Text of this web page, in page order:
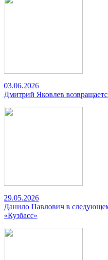
03.06.2026
Дмитрий Яковлев
29.05.2026
Данило Павлович в следующем
«Кузбасс»